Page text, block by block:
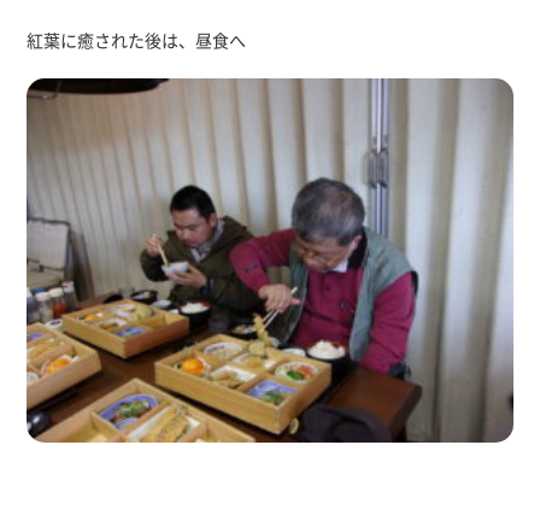
紅葉に癒された後は、昼食へ